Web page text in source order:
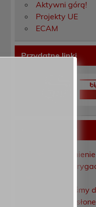
Aktywni górą!
Projekty UE
ECAM
Przydatne linki
Dolnośląską
zawodowy w